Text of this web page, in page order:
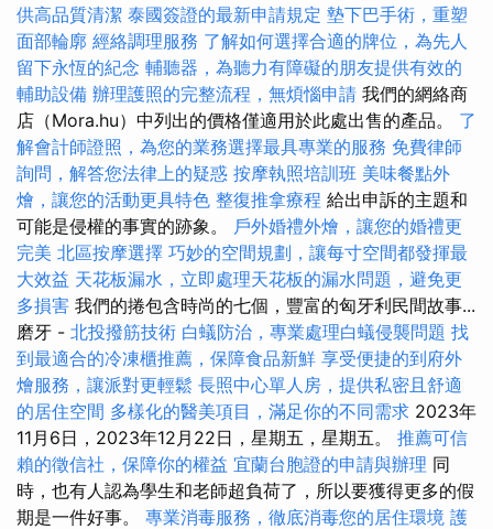
供高品質清潔 泰國簽證的最新申請規定 墊下巴手術，重塑
面部輪廓 經絡調理服務 了解如何選擇合適的牌位，為先人
留下永恆的紀念 輔聽器，為聽力有障礙的朋友提供有效的
輔助設備 辦理護照的完整流程，無煩惱申請 我們的網絡商
店（Mora.hu）中列出的價格僅適用於此處出售的產品。 了
解會計師證照，為您的業務選擇最具專業的服務 免費律師
詢問，解答您法律上的疑惑 按摩執照培訓班 美味餐點外
燴，讓您的活動更具特色 整復推拿療程 給出申訴的主題和
可能是侵權的事實的跡象。 戶外婚禮外燴，讓您的婚禮更
完美 北區按摩選擇 巧妙的空間規劃，讓每寸空間都發揮最
大效益 天花板漏水，立即處理天花板的漏水問題，避免更
多損害 我們的捲包含時尚的七個，豐富的匈牙利民間故事...
磨牙 - 北投撥筋技術 白蟻防治，專業處理白蟻侵襲問題 找
到最適合的冷凍櫃推薦，保障食品新鮮 享受便捷的到府外
燴服務，讓派對更輕鬆 長照中心單人房，提供私密且舒適
的居住空間 多樣化的醫美項目，滿足你的不同需求 2023年
11月6日，2023年12月22日，星期五，星期五。 推薦可信
賴的徵信社，保障你的權益 宜蘭台胞證的申請與辦理 同
時，也有人認為學生和老師超負荷了，所以要獲得更多的假
期是一件好事。 專業消毒服務，徹底消毒您的居住環境 護